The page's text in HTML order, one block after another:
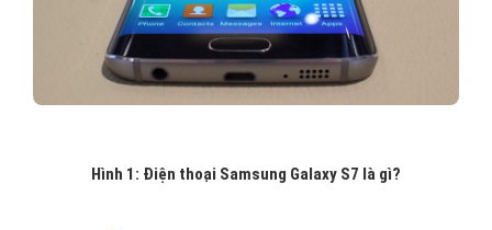
Hình 1: Điện thoại Samsung Galaxy S7 là gì?